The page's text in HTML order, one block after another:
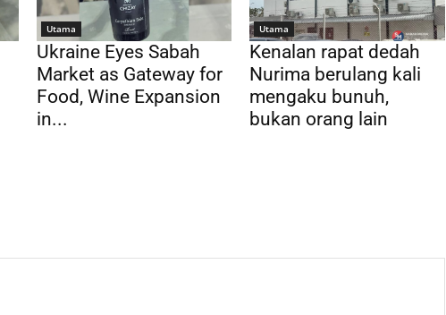
Utama
Ukraine Eyes Sabah
Market as Gateway for
Food, Wine Expansion
in...
Utama
Kenalan rapat dedah
Nurima berulang kali
mengaku bunuh,
bukan orang lain